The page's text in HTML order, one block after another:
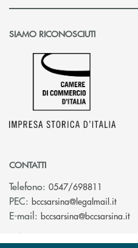
SIAMO RICONOSCIUTI
CONTATTI
Telefono: 0547/698811
PEC: bccsarsina@legalmail.it(si
E-mail: bccsarsina@bccsarsina.it